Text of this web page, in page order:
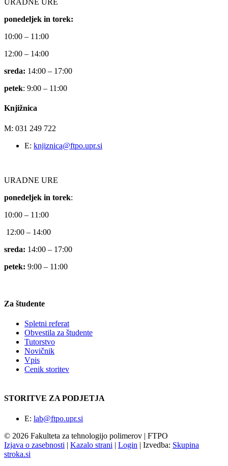
URADNE URE
ponedeljek in torek:
10:00 – 11:00
12:00 – 14:00
sreda: 14:00 – 17:00
petek: 9:00 – 11:00
Knjižnica
M: 031 249 722
E: knjiznica@ftpo.upr.si
URADNE URE
ponedeljek in torek:
10:00 – 11:00
12:00 – 14:00
sreda: 14:00 – 17:00
petek: 9:00 – 11:00
Za študente
Spletni referat
Obvestila za študente
Tutorstvo
Novičnik
Vpis
Cenik storitev
STORITVE ZA PODJETJA
E: lab@ftpo.upr.si
© 2026 Fakulteta za tehnologijo polimerov | FTPO
Izjava o zasebnosti | Kazalo strani | Login | Izvedba: Skupina
stroka.si